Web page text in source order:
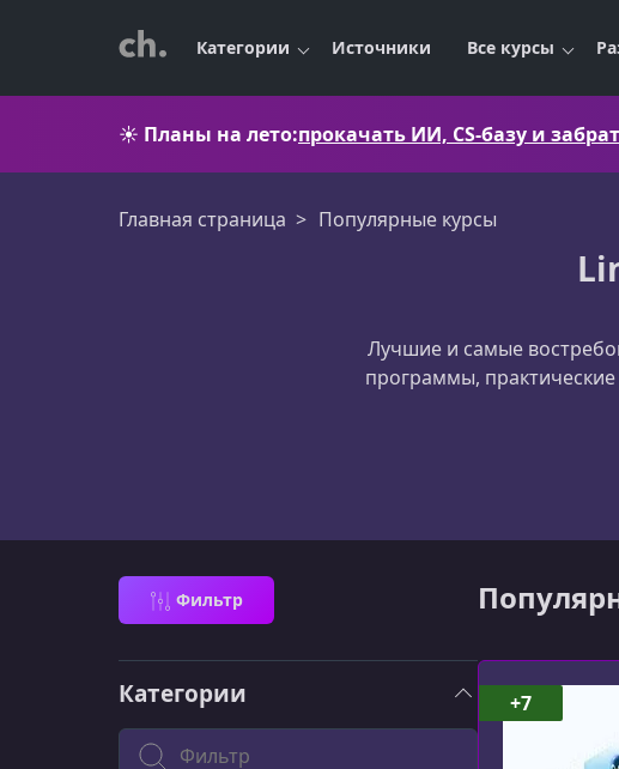
Категории Источники Все курсы
☀️ Планы на лето:прокачать ИИ, CS-базу и
Главная страница Популярные курсы
Лучшие и самые
программы,
Фильтр
Категории
Поиск по категории
+7